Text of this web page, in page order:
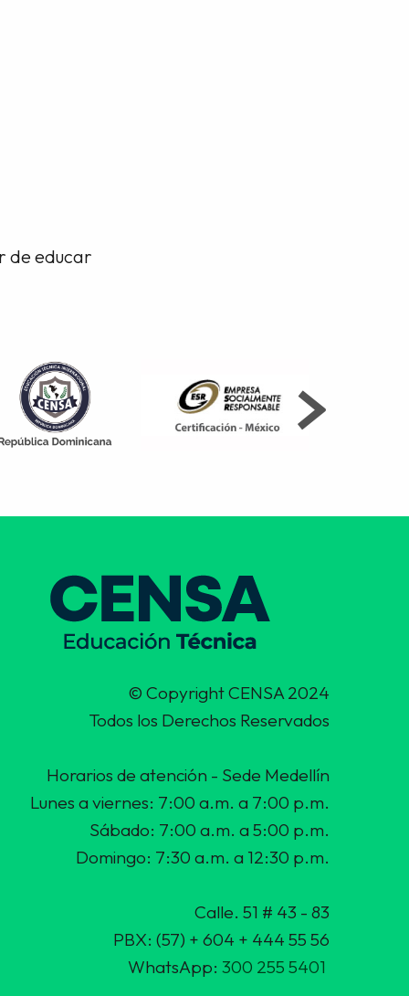
de educar
© Copyright CENSA 2024
Todos los Derechos Reservados
Horarios de atención - Sede Medellín
Lunes a viernes: 7:00 a.m. a 7:00 p.m.
Sábado: 7:00 a.m. a 5:00 p.m.
Domingo: 7:30 a.m. a 12:30 p.m.
Calle. 51 # 43 - 83
PBX: (57) + 604 + 444 55 56
WhatsApp: 300 255 5401